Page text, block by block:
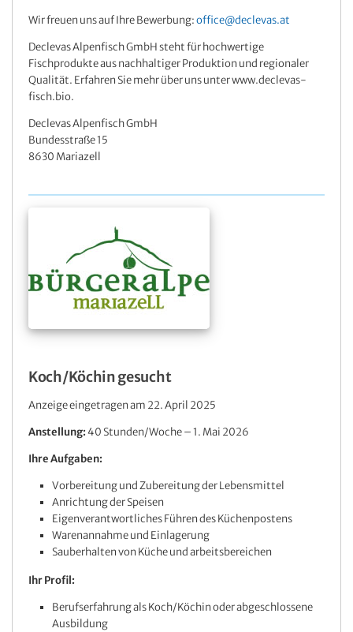
Wir freuen uns auf Ihre Bewerbung:office@declevas.at
Declevas Alpenfisch GmbH steht für hochwertige
Fischprodukte aus nachhaltiger Produktion und regionaler
Qualität. Erfahren Sie mehr über uns unter www.declevas-
fisch.bio.
Declevas Alpenfisch GmbH
Bundesstraße 15
8630 Mariazell
Koch/Köchin gesucht
Anzeige eingetragen am 22. April 2025
Anstellung:40 Stunden/Woche – 1. Mai 2026
Ihre Aufgaben:
Vorbereitung und Zubereitung der Lebensmittel
Anrichtung der Speisen
Eigenverantwortliches Führen des Küchenpostens
Warenannahme und Einlagerung
Sauberhalten von Küche und arbeitsbereichen
Ihr Profil:
Berufserfahrung als Koch/Köchin oder abgeschlossene
Ausbildung